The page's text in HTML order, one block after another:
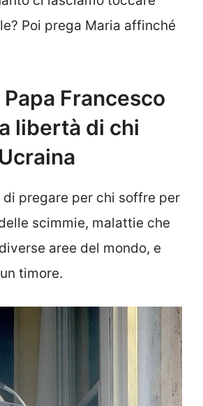
Poi prega Maria affinché
Francesco
libertà di chi
di pregare per chi soffre per
scimmie, malattie che
aree del mondo, e
timore.